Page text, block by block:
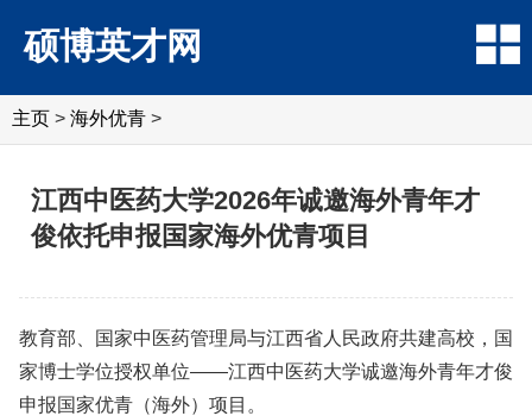
硕博英才网
主页 > 海外优青 >
江西中医药大学2026年诚邀海外青年才
俊依托申报国家海外优青项目
教育部、国家中医药管理局与江西省人民政府共建高校，国
家博士学位授权单位——江西中医药大学诚邀海外青年才俊
申报国家优青（海外）项目。